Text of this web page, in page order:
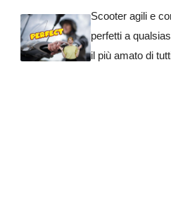
Scooter agili e
perfetti a
il più amato di